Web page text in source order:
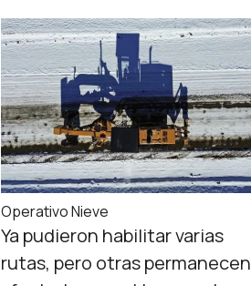
Operativo Nieve
Ya pudieron habilitar varias
rutas, pero otras permanecen